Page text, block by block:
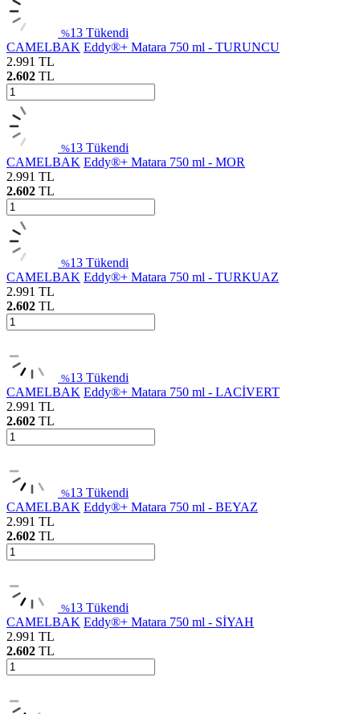
%13 Tükendi
CAMELBAK Eddy®+ Matara 750 ml - TURUNCU
2.991 TL
2.602 TL
%13 Tükendi
CAMELBAK Eddy®+ Matara 750 ml - MOR
2.991 TL
2.602 TL
%13 Tükendi
CAMELBAK Eddy®+ Matara 750 ml - TURKUAZ
2.991 TL
2.602 TL
%13 Tükendi
CAMELBAK Eddy®+ Matara 750 ml - LACİVERT
2.991 TL
2.602 TL
%13 Tükendi
CAMELBAK Eddy®+ Matara 750 ml - BEYAZ
2.991 TL
2.602 TL
%13 Tükendi
CAMELBAK Eddy®+ Matara 750 ml - SİYAH
2.991 TL
2.602 TL